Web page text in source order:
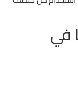
تطبيقات كاميرات LPR في